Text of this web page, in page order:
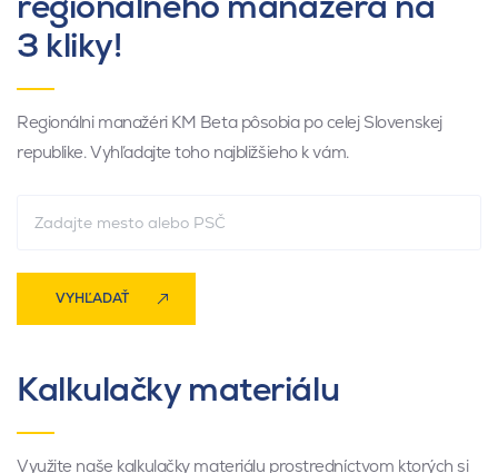
3 kliky!
Regionálni manažéri KM Beta pôsobia po celej Slovenskej
republike. Vyhľadajte toho najbližšieho k vám.
VYHĽADAŤ
Kalkulačky materiálu
Využite naše kalkulačky materiálu prostredníctvom ktorých si